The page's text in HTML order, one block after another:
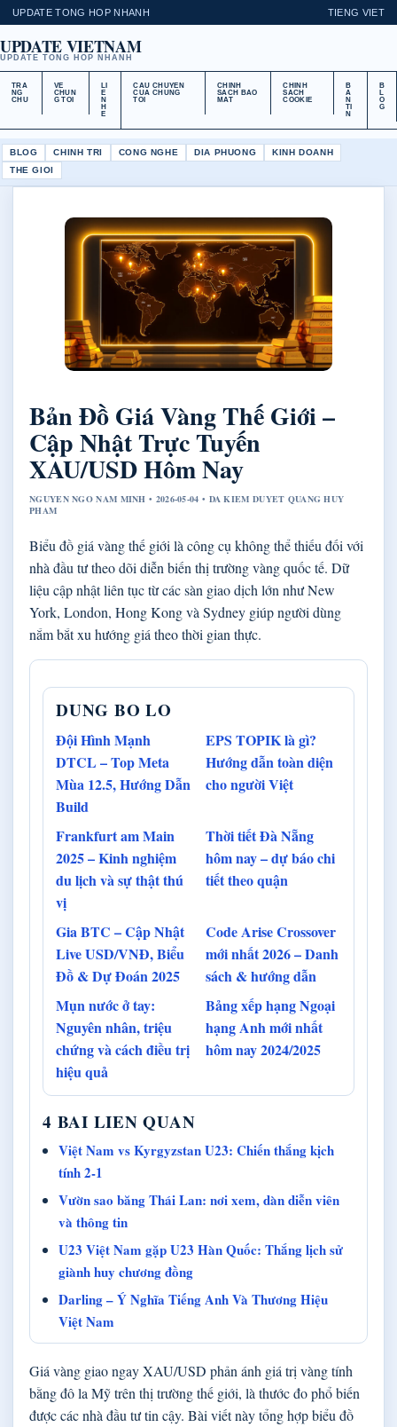
UPDATE TONG HOP NHANH TIENG VIET
UPDATE VIETNAM
UPDATE TONG HOP NHANH
TRA
NG
CHU
VE
CHUN
G TOI
LI
E
N
H
E
CAU CHUYEN
CUA CHUNG
TOI
CHINH
SACH BAO
MAT
CHINH
SACH
COOKIE
B
A
N
TI
N
B
L
O
G
BLOG CHINH TRI CONG NGHE DIA PHUONG
KINH DOANH
THE GIOI
Bản Đồ Giá Vàng Thế Giới –
Cập Nhật Trực Tuyến
XAU/USD Hôm Nay
NGUYEN NGO NAM MINH • 2026-05-04 • DA KIEM DUYET QUANG HUY
PHAM
Biểu đồ giá vàng thế giới là công cụ không thể thiếu đối với
nhà đầu tư theo dõi diễn biến thị trường vàng quốc tế. Dữ
liệu cập nhật liên tục từ các sàn giao dịch lớn như New
York, London, Hong Kong và Sydney giúp người dùng
nắm bắt xu hướng giá theo thời gian thực.
DUNG BO LO
Đội Hình Mạnh
DTCL – Top Meta
Mùa 12.5, Hướng Dẫn
Build
EPS TOPIK là gì?
Hướng dẫn toàn diện
cho người Việt
Frankfurt am Main
2025 – Kinh nghiệm
du lịch và sự thật thú
vị
Thời tiết Đà Nẵng
hôm nay – dự báo chi
tiết theo quận
Gia BTC – Cập Nhật
Live USD/VNĐ, Biểu
Đồ & Dự Đoán 2025
Code Arise Crossover
mới nhất 2026 – Danh
sách & hướng dẫn
Mụn nước ở tay:
Nguyên nhân, triệu
chứng và cách điều trị
hiệu quả
Bảng xếp hạng Ngoại
hạng Anh mới nhất
hôm nay 2024/2025
4 BAI LIEN QUAN
Việt Nam vs Kyrgyzstan U23: Chiến thắng kịch
tính 2-1
Vườn sao băng Thái Lan: nơi xem, dàn diễn viên
và thông tin
U23 Việt Nam gặp U23 Hàn Quốc: Thắng lịch sử
giành huy chương đồng
Darling – Ý Nghĩa Tiếng Anh Và Thương Hiệu
Việt Nam
Giá vàng giao ngay XAU/USD phản ánh giá trị vàng tính
bằng đô la Mỹ trên thị trường thế giới, là thước đo phổ biến
được các nhà đầu tư tin cậy. Bài viết này tổng hợp biểu đồ